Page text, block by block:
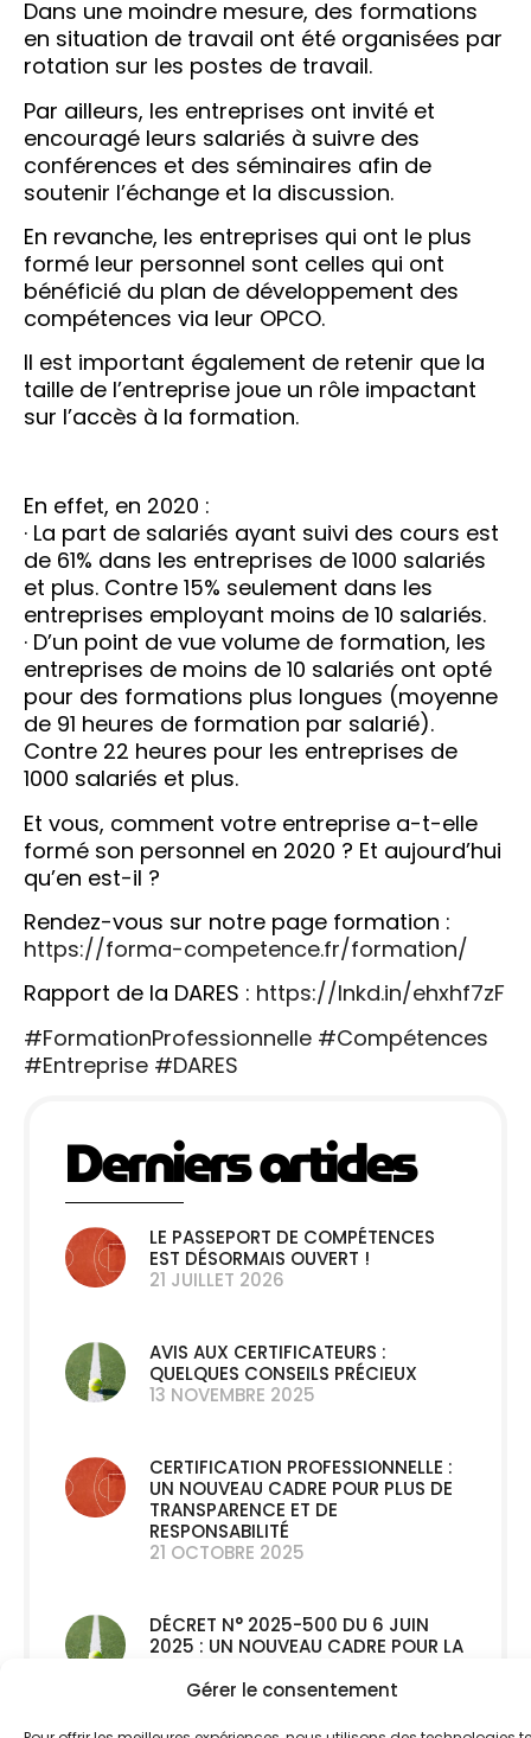
Gérer le consentement
Dans une moindre mesure, des formations
en situation de travail ont été organisées par
rotation sur les postes de travail.
Par ailleurs, les entreprises ont invité et
encouragé leurs salariés à suivre des
conférences et des séminaires afin de
soutenir l’échange et la discussion.
En revanche, les entreprises qui ont le plus
formé leur personnel sont celles qui ont
bénéficié du plan de développement des
compétences via leur OPCO.
Il est important également de retenir que la
taille de l’entreprise joue un rôle impactant
sur l’accès à la formation.
En effet, en 2020 :
· La part de salariés ayant suivi des cours est
de 61% dans les entreprises de 1000 salariés
et plus. Contre 15% seulement dans les
entreprises employant moins de 10 salariés.
· D’un point de vue volume de formation, les
entreprises de moins de 10 salariés ont opté
pour des formations plus longues (moyenne
de 91 heures de formation par salarié).
Contre 22 heures pour les entreprises de
1000 salariés et plus.
Et vous, comment votre entreprise a-t-elle
formé son personnel en 2020 ? Et aujourd’hui
qu’en est-il ?
Rendez-vous sur notre page formation :
https://forma-competence.fr/formation/
Rapport de la DARES : https://lnkd.in/ehxhf7zF
#FormationProfessionnelle #Compétences
#Entreprise #DARES
Derniers articles
LE PASSEPORT DE COMPÉTENCES
EST DÉSORMAIS OUVERT !
21 JUILLET 2026
AVIS AUX CERTIFICATEURS :
QUELQUES CONSEILS PRÉCIEUX
13 NOVEMBRE 2025
CERTIFICATION PROFESSIONNELLE :
UN NOUVEAU CADRE POUR PLUS DE
TRANSPARENCE ET DE
RESPONSABILITÉ
21 OCTOBRE 2025
DÉCRET N° 2025-500 DU 6 JUIN
2025 : UN NOUVEAU CADRE POUR LA
15 OCTOBRE 2025